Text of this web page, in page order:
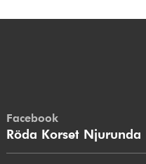
Facebook
Röda Korset Njurunda